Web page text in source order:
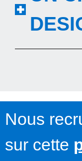
Nous
sur cette